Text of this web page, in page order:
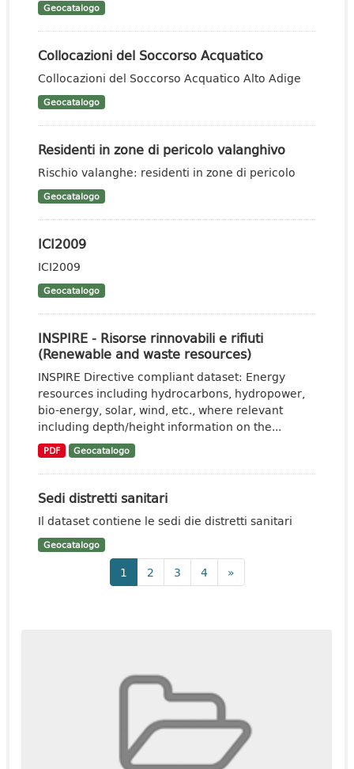
Geocatalogo
Collocazioni del Soccorso Acquatico
Collocazioni del Soccorso Acquatico Alto Adige
Geocatalogo
Residenti in zone di pericolo valanghivo
Rischio valanghe: residenti in zone di pericolo
Geocatalogo
ICI2009
ICI2009
Geocatalogo
INSPIRE - Risorse rinnovabili e rifiuti
(Renewable and waste resources)
INSPIRE Directive compliant dataset: Energy
resources including hydrocarbons, hydropower,
bio-energy, solar, wind, etc., where relevant
including depth/height information on the...
PDF Geocatalogo
Sedi distretti sanitari
Il dataset contiene le sedi die distretti sanitari
Geocatalogo
1 2 3 4 »